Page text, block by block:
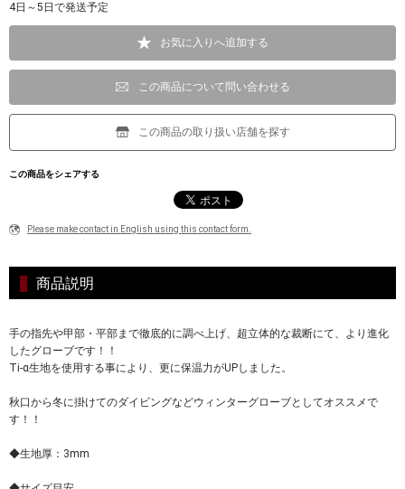
4日～5日で発送予定
お気に入りへ追加する
この商品について問い合わせる
この商品の取り扱い店舗を探す
この商品をシェアする
Please make contact in English using this contact form.
商品説明
手の指先や甲部・平部まで徹底的に調べ上げ、超立体的な裁断にて、より進化
したグローブです！！
Ti-α生地を使用する事により、更に保温力がUPしました。
秋口から冬に掛けてのダイビングなどウィンターグローブとしてオススメで
す！！
◆生地厚：3mm